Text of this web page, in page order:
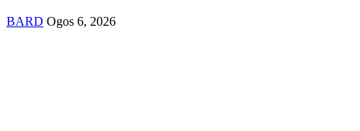
BARD Ogos 6, 2026